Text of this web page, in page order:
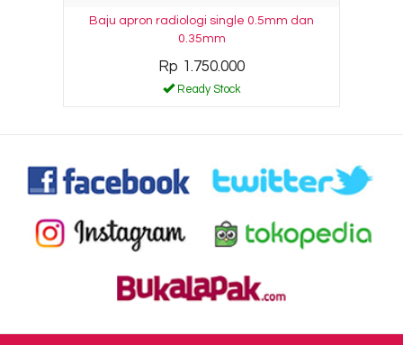
Baju apron radiologi single 0.5mm dan
0.35mm
Rp 1.750.000
Ready Stock